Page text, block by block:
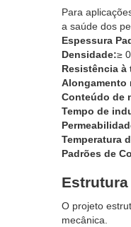
Para
a saúde dos
Espessura
Densidade:≥
Resistência à
Alongamento
Conteúdo de
Tempo de
Temperatura
Padrões de
O projeto
mecânica.